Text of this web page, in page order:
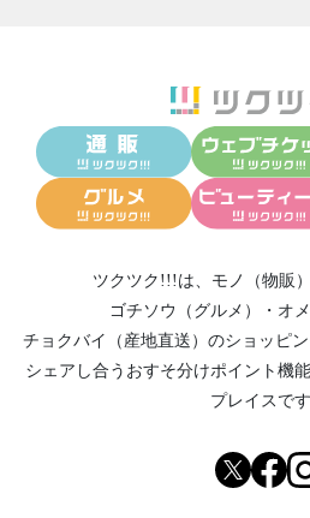
ツクツク!!!は、 モノ（物販）
ゴチソウ（グルメ）
・ オ
チョクバイ（産地直送） のショッピン
シェアし合う おすそ分けポイント機能
プレイスです